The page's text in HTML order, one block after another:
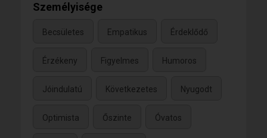
Személyisége
Becsületes Empatikus Érdeklődő
Érzékeny Figyelmes Humoros
Jóindulatú Következetes Nyugodt
Optimista Őszinte Óvatos